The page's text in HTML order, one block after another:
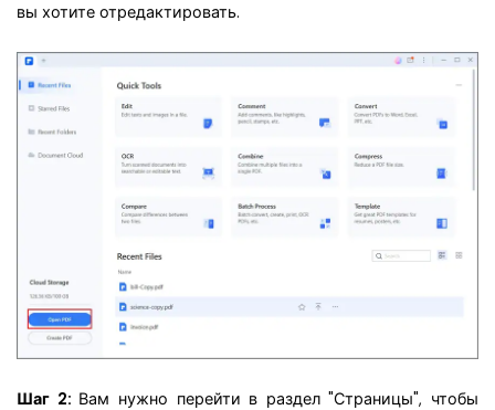
вы хотите отредактировать.
Шаг 2: Вам нужно перейти в раздел "Страницы", чтобы